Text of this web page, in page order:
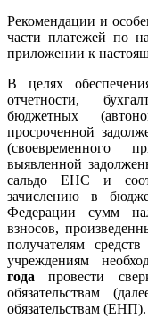
Рекомендации и
части платежей по
приложении к
В целях
отчетности,
бюджетных
просроченной
(своевременного
выявленной
сальдо ЕНС и
зачислению в
Федерации сумм
взносов,
получателям
учреждениям
годапровести
обязательствам
обязательствам (ЕНП).